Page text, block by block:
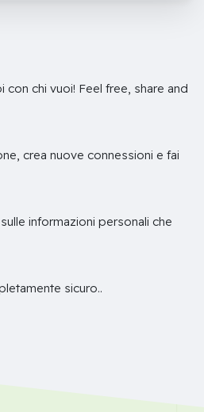
con chi vuoi! Feel free, share and
crea nuove connessioni e fai
informazioni personali che
sicuro..